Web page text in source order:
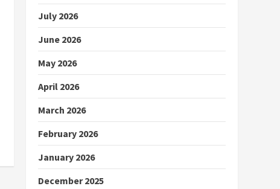
July 2026
June 2026
May 2026
April 2026
March 2026
February 2026
January 2026
December 2025